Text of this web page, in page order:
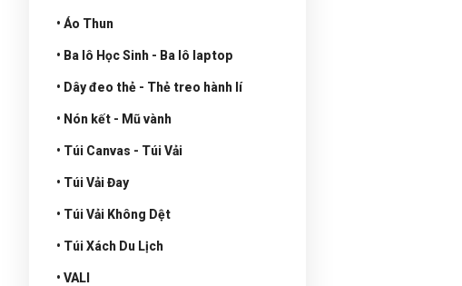
• Áo Thun
• Ba lô Học Sinh - Ba lô laptop
• Dây đeo thẻ - Thẻ treo hành lí
• Nón kết - Mũ vành
• Túi Canvas - Túi Vải
• Túi Vải Đay
• Túi Vải Không Dệt
• Túi Xách Du Lịch
• VALI